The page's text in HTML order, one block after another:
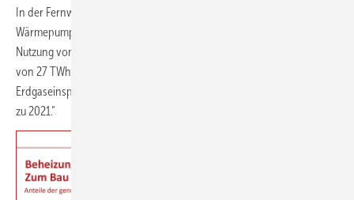
In der Fernwärmeerzeugung kann eine Kombination von
Wärmepumpen, Elektroden-Heizkesseln, Solar- und Geothermie,
Nutzung von Abwärme und grünem Wasserstoff Erdgas im Umfang
von 27 TWh/a einsparen. Diese Maßnahmen ermöglichen somit
Erdgaseinsparungen in Höhe von 77 TWh im Jahr 2027 im Vergleich
zu 2021.“